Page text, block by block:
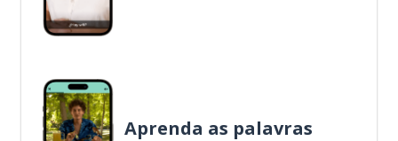
Aprenda as palavras